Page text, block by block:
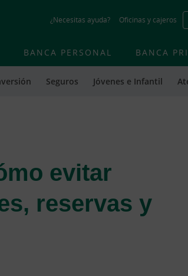
to
contentt
¿Necesitas ayuda? Oficinas y cajeros
Seguros Jóvenes e Infantil
BANCA PERSONAL BANCA
evitar
reservas y